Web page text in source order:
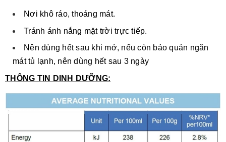
Nơi khô ráo, thoáng mát.
Tránh ánh nắng mặt trời trực tiếp.
Nên dùng hết sau khi mở, nếu còn bảo quản ngăn
mát tủ lạnh, nên dùng hết sau 3 ngày
THÔNG TIN DINH DƯỠNG: